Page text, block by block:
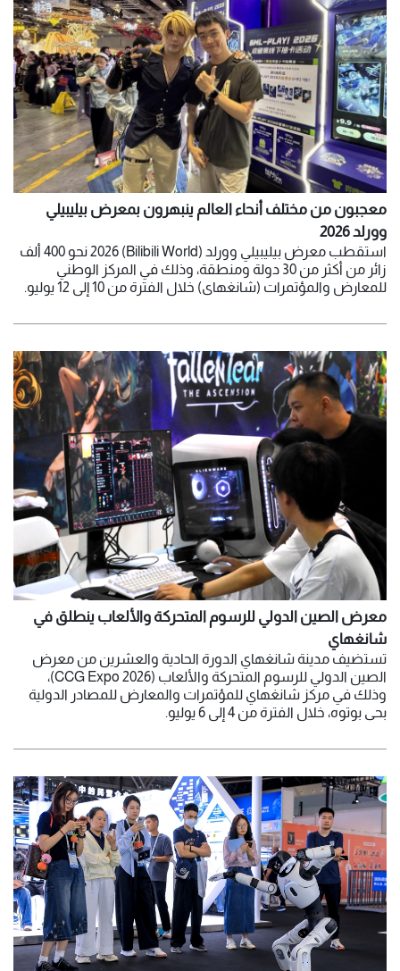
معجبون من مختلف أنحاء العالم ينبهرون بمعرض بيليبيلي
وورلد 2026
استقطب معرض بيليبيلي وورلد (Bilibili World) 2026 نحو 400 ألف
زائر من أكثر من 30 دولة ومنطقة، وذلك في المركز الوطني
للمعارض والمؤتمرات (شانغهاي) خلال الفترة من 10 إلى 12 يوليو.
معرض الصين الدولي للرسوم المتحركة والألعاب ينطلق في
شانغهاي
تستضيف مدينة شانغهاي الدورة الحادية والعشرين من معرض
الصين الدولي للرسوم المتحركة والألعاب (CCG Expo 2026)،
وذلك في مركز شانغهاي للمؤتمرات والمعارض للمصادر الدولية
بحي بوتوه، خلال الفترة من 4 إلى 6 يوليو.